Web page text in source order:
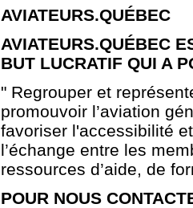
AVIATEURS.QUÉBEC
AVIATEURS.QUÉBEC
BUT LUCRATIF QUI A
" Regrouper et
promouvoir l’aviation
favoriser l'accessibilité
l’échange entre les
ressources d’aide, de
POUR NOUS